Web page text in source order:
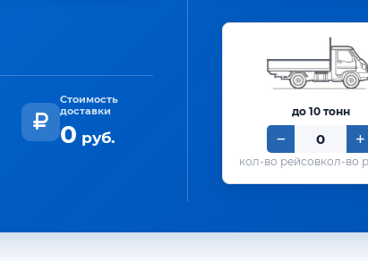
Стоимость
доставки
0 руб.
до 10 тонн
кол-во